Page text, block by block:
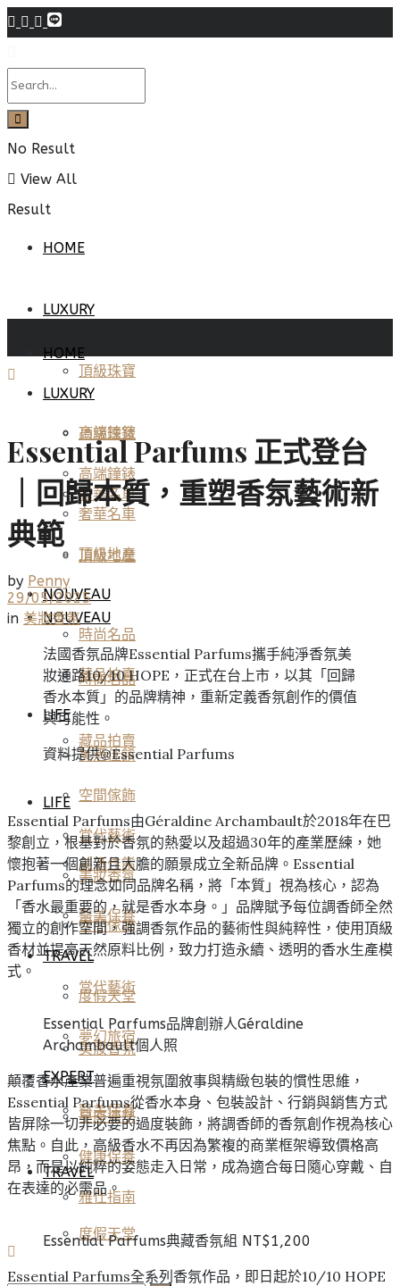
No Result
View All
Result
HOME
LUXURY
頂級珠寶
高端鐘錶
奢華名車
頂級地產
NOUVEAU
時尚名品
藏品拍賣
LIFE
美酒佳餚
空間傢飾
當代藝術
美妝香氛
醫美保養
TRAVEL
度假天堂
HOME
LUXURY
頂級珠寶
高端鐘錶
奢華名車
頂級地產
NOUVEAU
時尚名品
藏品拍賣
LIFE
美酒佳餚
空間傢飾
當代藝術
美妝香氛
醫美保養
TRAVEL
度假天堂
夢幻旅宿
EXPERT
星座運勢
健康保養
雅仕指南
Essential Parfums 正式登台
｜回歸本質，重塑香氛藝術新
典範
by Penny
29/05/2025
in 美妝香氛
法國香氛品牌Essential Parfums攜手純淨香氛美
妝通路10/10 HOPE，正式在台上市，以其「回歸
香水本質」的品牌精神，重新定義香氛創作的價值
與可能性。
資料提供@Essential Parfums
Essential Parfums由Géraldine Archambault於2018年在巴
黎創立，根基對於香氛的熱愛以及超過30年的產業歷練，她
懷抱著一個創新且大膽的願景成立全新品牌。Essential
Parfums的理念如同品牌名稱，將「本質」視為核心，認為
「香水最重要的，就是香水本身。」品牌賦予每位調香師全然
獨立的創作空間，強調香氛作品的藝術性與純粹性，使用頂級
香材並提高天然原料比例，致力打造永續、透明的香水生產模
式。
Essential Parfums品牌創辦人Géraldine
Archambault個人照
顛覆香水產業普遍重視氛圍敘事與精緻包裝的慣性思維，
Essential Parfums從香水本身、包裝設計、行銷與銷售方式
皆屏除一切非必要的過度裝飾，將調香師的香氛創作視為核心
焦點。自此，高級香水不再因為繁複的商業框架導致價格高
昂，而是以純粹的姿態走入日常，成為適合每日隨心穿戴、自
在表達的必需品。
Essential Parfums典藏香氛組 NT$1,200
Essential Parfums全系列香氛作品，即日起於10/10 HOPE